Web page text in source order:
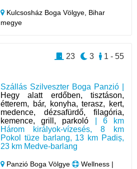
Kulcsosház Boga Völgye, Bihar
megye
Szállás Szilveszter Boga Panzió |
Hegy alatt erdőben, tisztáson,
étterem, bár, konyha, terasz, kert,
medence, dézsafürdő, filagória,
kemence, grill, parkoló | 6 km
Három királyok-vízesés, 8 km
Pokol tüze barlang, 13 km Padiș,
23 km Medve-barlang
Panzió Boga Völgye
Wellness |
1 - 55
3
23